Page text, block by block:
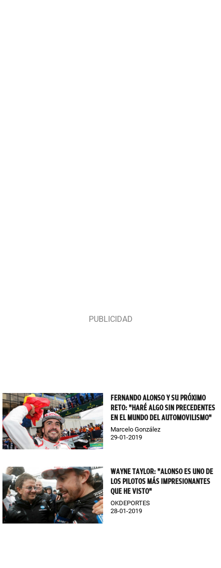
FERNANDO ALONSO Y SU PRÓXIMO
RETO: "HARÉ ALGO SIN PRECEDENTES
EN EL MUNDO DEL AUTOMOVILISMO"
Marcelo González
29-01-2019
WAYNE TAYLOR: "ALONSO ES UNO DE
LOS PILOTOS MÁS IMPRESIONANTES
QUE HE VISTO"
OKDEPORTES
28-01-2019